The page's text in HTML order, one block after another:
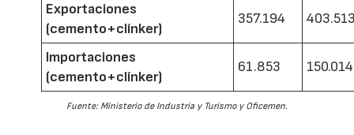
Exportaciones
(cemento+clínker)
357.194
Importaciones
(cemento+clínker)
61.853 150.014
Fuente: Ministerio de Industria y Turismo y Oficemen.